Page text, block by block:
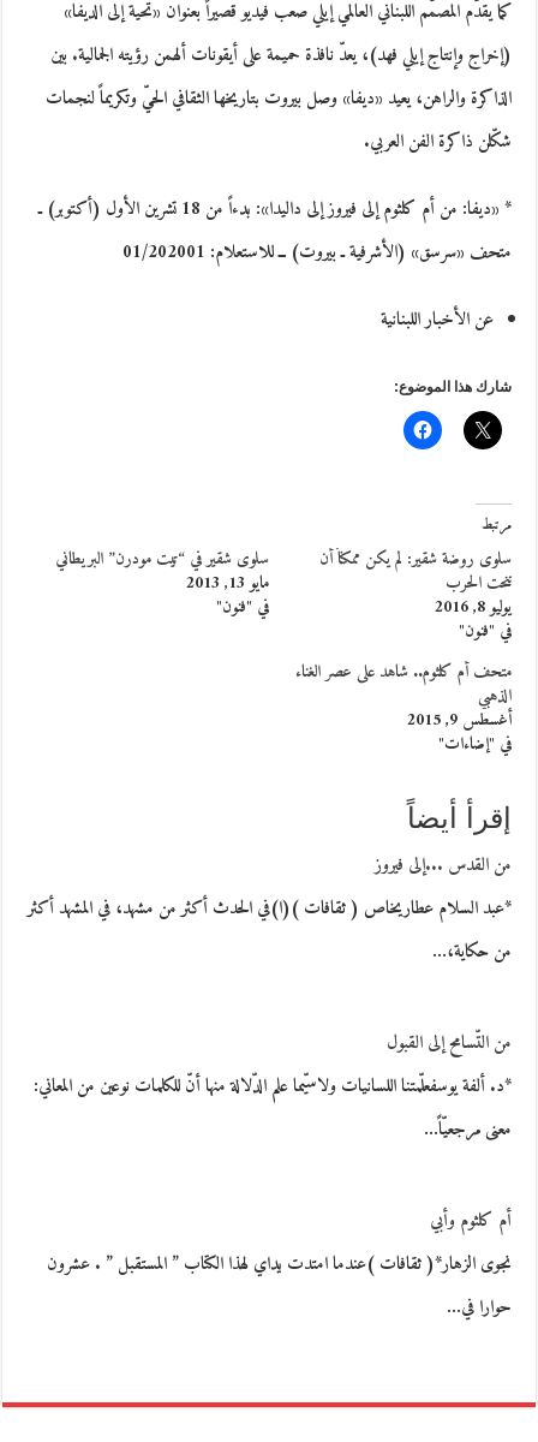
كما يقدّم المصمّم اللبناني العالمي إيلي صعب فيديو قصيراً بعنوان «تحية إلى الديفا»
(إخراج وإنتاج إيلي فهد)، يعدّ نافذة حميمة على أيقونات ألهمن رؤيته الجمالية. بين
الذاكرة والراهن، يعيد «ديفا» وصل بيروت بتاريخها الثقافي الحيّ وتكريماً لنجمات
شكّلن ذاكرة الفن العربي.
* «ديفا: من أم كلثوم إلى فيروز إلى داليدا»: بدءاً من 18 تشرين الأول (أكتوبر) ـ
متحف «سرسق» (الأشرفية ـ بيروت) ــ للاستعلام: 01/202001
عن الأخبار اللبنانية
شارك هذا الموضوع:
مرتبط
سلوى روضة شقير: لم يكن ممكناً أن
تنحت الحرب
يوليو 8, 2016
في "فنون"
سلوى شقير في “تيت مودرن” البريطاني
مايو 13, 2013
في "فنون"
متحف أم كلثوم.. شاهد على عصر الغناء
الذهبي
أغسطس 9, 2015
في "إضاءات"
إقرأ أيضاً
من القدس ...إلى فيروز
*عبد السلام عطاريخاص ( ثقافات )(ا)في الحدث أكثر من مشهد، في المشهد أكثر
من حكاية،…
من التّسامح إلى القبول
*د. ألفة يوسفعلّمتنا اللسانيات ولاسيّما علم الدّلالة منها أنّ للكلمات نوعين من المعاني:
معنى مرجعيّاً…
أم كلثوم وأبي
نجوى الزهار*( ثقافات )عندما امتدت يداي لهذا الكتاب ” المستقبل ” . عشرون
حوارا في…